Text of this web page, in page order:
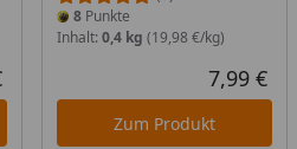
Aktueller Preis
8Punkte
Inhalt: 0,4 kg (19,98 €/kg)
7,99 €
Zum Produkt